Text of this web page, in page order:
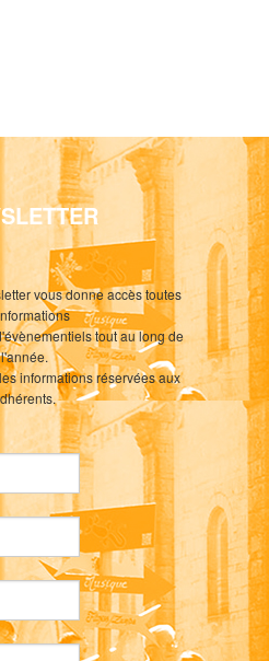
vous donne accès toutes
tout au long de
l'année.
informations réservées aux